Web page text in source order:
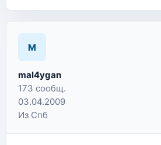
M
mal4ygan
173 сообщ.
03.04.2009
Из Спб